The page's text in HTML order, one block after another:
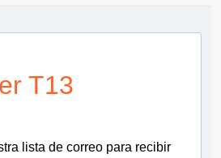
T13
lista de correo para recibir